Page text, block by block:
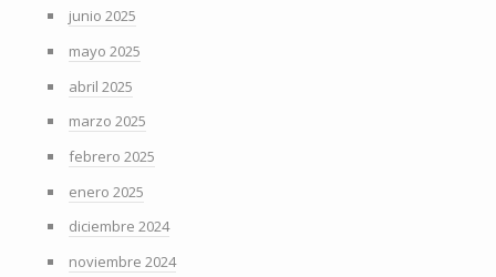
junio 2025
mayo 2025
abril 2025
marzo 2025
febrero 2025
enero 2025
diciembre 2024
noviembre 2024